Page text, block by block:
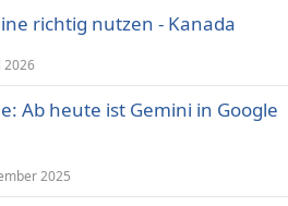
richtig nutzen - Kanada
2026
Ab heute ist Gemini in Google
2025